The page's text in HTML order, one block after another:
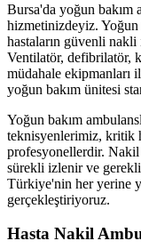
Bursa'da yoğun bakım
hizmetinizdeyiz. Yoğun
hastaların güvenli nakli
Ventilatör, defibrilatör,
müdahale ekipmanları
yoğun bakım ünitesi
Yoğun bakım
teknisyenlerimiz, kritik
profesyonellerdir. Nakil
sürekli izlenir ve gerekli
Türkiye'nin her yerine
gerçekleştiriyoruz.
Hasta Nakil